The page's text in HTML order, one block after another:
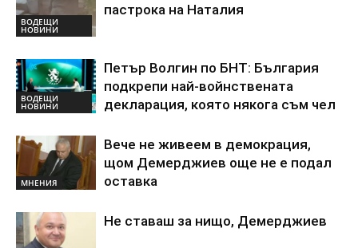
ВОДЕЩИ
НОВИНИ
пастрока на Наталия
ВОДЕЩИ
НОВИНИ
Петър Волгин по БНТ: България
подкрепи най-войнствената
декларация, която някога съм чел
МНЕНИЯ
Вече не живеем в демокрация,
щом Демерджиев още не е подал
оставка
Не ставаш за нищо, Демерджиев